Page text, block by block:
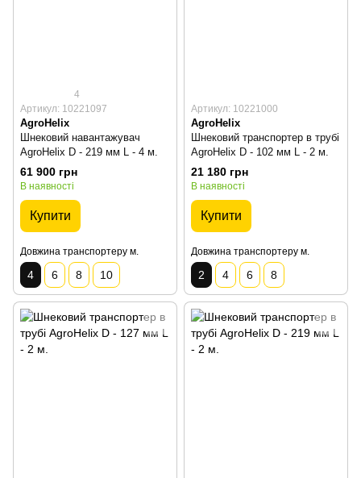
4
Артикул: 10221097
AgroHelix
Шнековий навантажувач
AgroHelix D - 219 мм L - 4 м.
61 900 грн
В наявності
Купити
Довжина транспортеру м.
4 6 8 10
Артикул: 10221000
AgroHelix
Шнековий транспортер в трубі
AgroHelix D - 102 мм L - 2 м.
21 180 грн
В наявності
Купити
Довжина транспортеру м.
2 4 6 8